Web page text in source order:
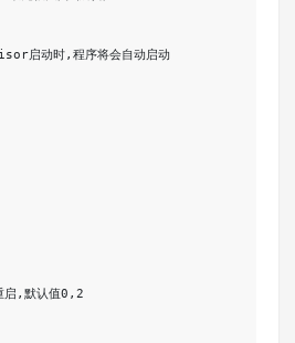
启动时,程序将会自动启动
启,默认值0,2